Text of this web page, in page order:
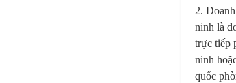
2.
ninh là
trực tiếp
ninh
quốc